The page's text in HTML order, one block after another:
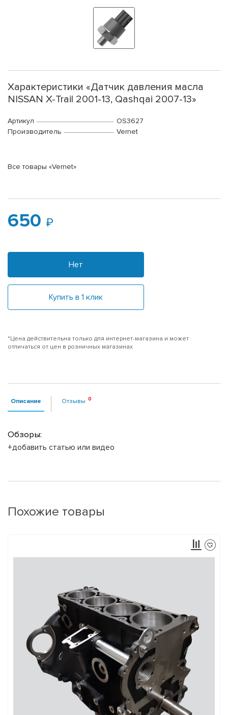
Характеристики «Датчик давления масла
NISSAN X-Trail 2001-13, Qashqai 2007-13»
Артикул
OS3627
Производитель
Vernet
Все товары «Vernet»
650
Нет
Купить в 1 клик
*Цена действительна только для интернет-магазина и может
отличаться от цен в розничных магазинах
Описание Отзывы
Обзоры:
+добавить статью или видео
Похожие товары